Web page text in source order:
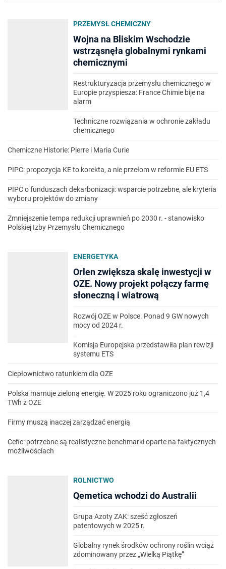
PRZEMYSŁ CHEMICZNY
Wojna na Bliskim Wschodzie
wstrząsnęła globalnymi rynkami
chemicznymi
Restrukturyzacja przemysłu chemicznego w
Europie przyspiesza: France Chimie bije na
alarm
Techniczne rozwiązania w ochronie zakładu
chemicznego
Chemiczne Historie: Pierre i Maria Curie
PIPC: propozycja KE to korekta, a nie przełom w reformie EU ETS
PIPC o funduszach dekarbonizacji: wsparcie potrzebne, ale kryteria
wyboru projektów do zmiany
Zmniejszenie tempa redukcji uprawnień po 2030 r. - stanowisko
Polskiej Izby Przemysłu Chemicznego
ENERGETYKA
Orlen zwiększa skalę inwestycji w
OZE. Nowy projekt połączy farmę
słoneczną i wiatrową
Rozwój OZE w Polsce. Ponad 9 GW nowych
mocy od 2024 r.
Komisja Europejska przedstawiła plan rewizji
systemu ETS
Ciepłownictwo ratunkiem dla OZE
Polska marnuje zieloną energię. W 2025 roku ograniczono już 1,4
TWh z OZE
Firmy muszą inaczej zarządzać energią
Cefic: potrzebne są realistyczne benchmarki oparte na faktycznych
możliwościach
ROLNICTWO
Qemetica wchodzi do Australii
Grupa Azoty ZAK: sześć zgłoszeń
patentowych w 2025 r.
Globalny rynek środków ochrony roślin wciąż
zdominowany przez „Wielką Piątkę”